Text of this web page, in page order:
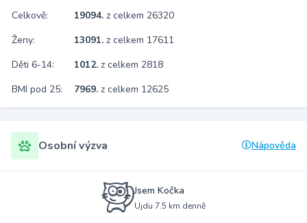
Celkově: 19094. z celkem 26320
Ženy:
13091. z celkem 17611
Děti 6-14:
1012. z celkem 2818
BMI pod 25:
7969. z celkem 12625
Osobní výzva Nápověda
Jsem Kočka
Ujdu 7.5 km denně